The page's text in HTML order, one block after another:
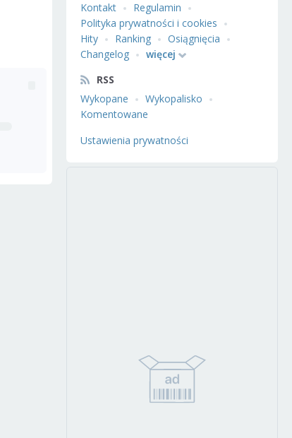
Kontakt
Regulamin
Polityka prywatności i cookies
Hity
Ranking
Osiągnięcia
Changelog
więcej
RSS
Wykopane
Wykopalisko
Komentowane
Ustawienia prywatności